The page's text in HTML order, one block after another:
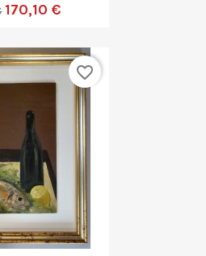
170,10 €
favorite_border